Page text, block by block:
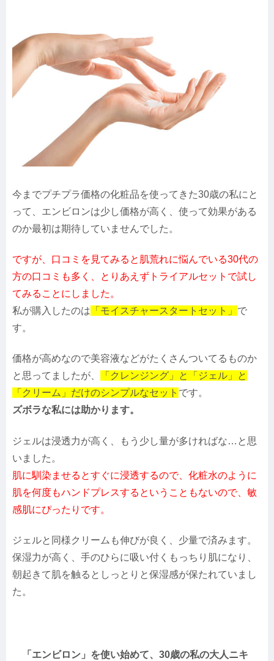
今までプチプラ価格の化粧品を使ってきた30歳の私にと
って、エンビロンは少し価格が高く、使って効果がある
のか最初は期待していませんでした。
ですが、口コミを見てみると肌荒れに悩んでいる30代の
方の口コミも多く、とりあえずトライアルセットで試し
てみることにしました。
私が購入したのは 「モイスチャースタートセット」 で
す。
価格が高めなので美容液などがたくさんついてるものか
と思ってましたが、
「クレンジング」と「ジェル」と
「クリーム」だけのシンプルなセット です。
ズボラな私には助かります。
ジェルは浸透力が高く、もう少し量が多ければな…と思
いました。
肌に馴染ませるとすぐに浸透するので、化粧水のように
肌を何度もハンドプレスするということもないので、敏
感肌にぴったりです。
ジェルと同様クリームも伸びが良く、少量で済みます。
保湿力が高く、手のひらに吸い付くもっちり肌になり、
朝起きて肌を触るとしっとりと保湿感が保たれていまし
た。
「エンビロン」を使い始めて、30歳の私の大人ニキ